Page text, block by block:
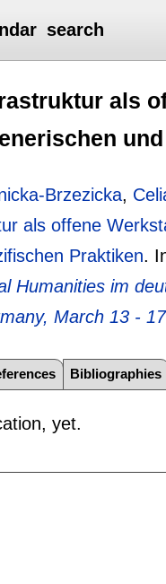
search
als
Brzezicka,
als offene
Praktiken.
Humanities im
March 13 -
Bibliographies
yet.